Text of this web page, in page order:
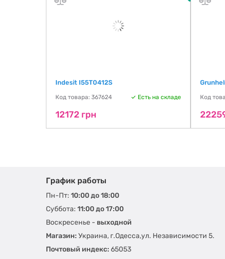
Indesit I55T0412S
Код товара: 367624 Есть на складе
12172 грн
Код
График работы
Пн-Пт: 10:00 до 18:00
Суббота: 11:00 до 17:00
Воскресенье - выходной
Магазин: Украина, г.Одесса,ул. Независимости 5.
Почтовый индекс: 65053